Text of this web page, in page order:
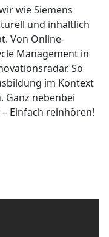
wie Siemens
und inhaltlich
Von Online-
Management in
So
im Kontext
Ganz nebenbei
Einfach reinhören!